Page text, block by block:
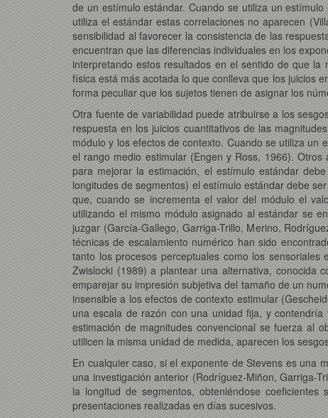
de un estímulo estándar. Cuando se utiliza un
utiliza el estándar estas correlaciones no aparecen
sensibilidad al favorecer la consistencia de las
encuentran que las diferencias individuales en los
interpretando estos resultados en el sentido de que
física está más acotada lo que conlleva que los juicios
forma peculiar que los sujetos tienen de asignar los
Otra fuente de variabilidad puede atribuirse a los
respuesta en los juicios cuantitativos de las
módulo y los efectos de contexto. Cuando se utiliza
el rango medio estimular (Engen y Ross, 1966).
para mejorar la estimación, el estímulo estándar
longitudes de segmentos) el estímulo estándar debe
que, cuando se incrementa el valor del módulo el
utilizando el mismo módulo asignado al estándar se
juzgar (García-Gallego, Garriga-Trillo, Merino,
técnicas de escalamiento numérico han sido
tanto los procesos perceptuales como los
Zwislocki (1989) a plantear una alternativa, conocida
emparejar su impresión subjetiva del tamaño de un
insensible a los efectos de contexto estimular
una escala de razón con una unidad fija, y
estimación de magnitudes convencional se fuerza al
utilicen la misma unidad de medida, aparecen los
En cualquier caso, si el exponente de Stevens es una
una investigación anterior (Rodríguez-Miñon, Garriga-
la longitud de segmentos, obteniéndose
presentaciones realizadas en días sucesivos.